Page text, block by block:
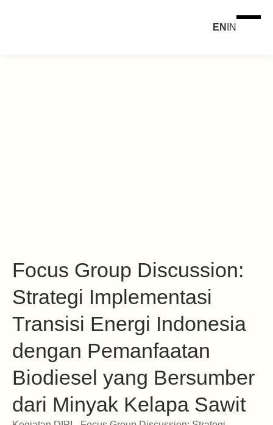
EN IN
Focus Group Discussion:
Strategi Implementasi
Transisi Energi Indonesia
dengan Pemanfaatan
Biodiesel yang Bersumber
dari Minyak Kelapa Sawit